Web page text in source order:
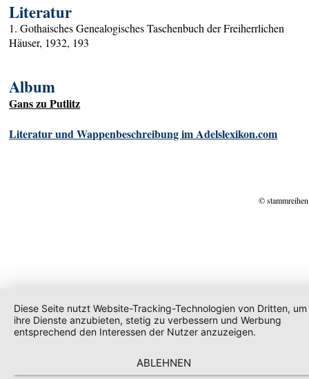
Literatur
1. Gothaisches Genealogisches Taschenbuch der Freiherrlichen
Häuser, 1932, 193
Album
Gans zu Putlitz
Literatur und Wappenbeschreibung im Adelslexikon.com
©
Diese Seite nutzt Website-Tracking-Technologien von Dritten, um
ihre Dienste anzubieten, stetig zu verbessern und Werbung
entsprechend den Interessen der Nutzer anzuzeigen.
ABLEHNEN